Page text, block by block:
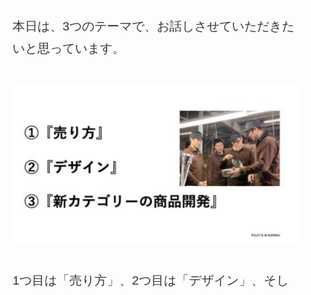
本日は、3つのテーマで、お話しさせていただきた
いと思っています。
1つ目は「売り方」、2つ目は「デザイン」、そし